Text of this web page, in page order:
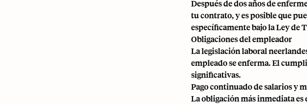
Después de dos años de
tu contrato, y es posible que
específicamente bajo laLey de
Obligaciones del empleador
La legislación laboral
empleado se enferma. El
significativas.
Pago continuado de salarios y
La obligación más inmediata es